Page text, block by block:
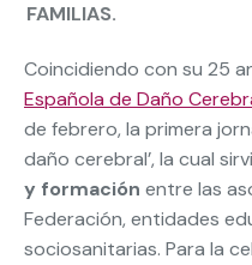
FAMILIAS.
Coincidiendo con su 25
Española de Daño
de febrero, la primera
daño cerebral’, la cual
y formación entre las
Federación, entidades
sociosanitarias. Para la